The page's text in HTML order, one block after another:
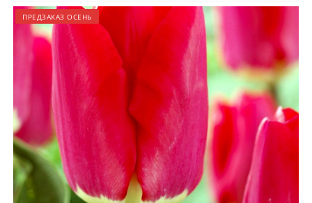
ПРЕДЗАКАЗ ОСЕНЬ